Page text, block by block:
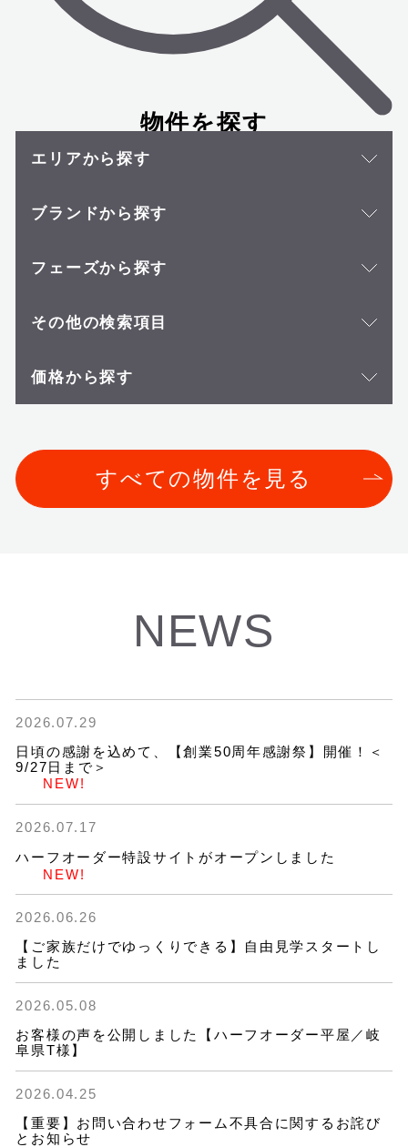
物件を探す
エリアから探す
ブランドから探す
フェーズから探す
その他の検索項目
価格から探す
すべての物件を見る
NEWS
2026.07.29
日頃の感謝を込めて、【創業50周年感謝祭】開催！＜
9/27日まで＞
NEW!
2026.07.17
ハーフオーダー特設サイトがオープンしました
NEW!
2026.06.26
【ご家族だけでゆっくりできる】自由見学スタートし
ました
2026.05.08
お客様の声を公開しました【ハーフオーダー平屋／岐
阜県T様】
2026.04.25
【重要】お問い合わせフォーム不具合に関するお詫び
とお知らせ